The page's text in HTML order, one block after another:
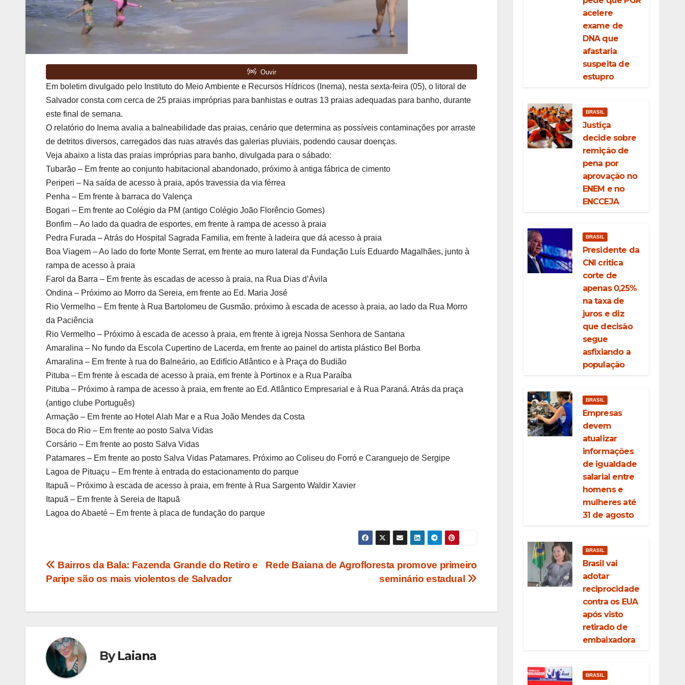
Em boletim divulgado pelo Instituto do Meio Ambiente e Recursos Hídricos (Inema), nesta sexta-feira (05), o litoral de
Salvador consta com cerca de 25 praias impróprias para banhistas e outras 13 praias adequadas para banho, durante
este final de semana.
O relatório do Inema avalia a balneabilidade das praias, cenário que determina as possíveis contaminações por arraste
de detritos diversos, carregados das ruas através das galerias pluviais, podendo causar doenças.
Veja abaixo a lista das praias impróprias para banho, divulgada para o sábado:
Tubarão – Em frente ao conjunto habitacional abandonado, próximo à antiga fábrica de cimento
Periperi – Na saída de acesso à praia, após travessia da via férrea
Penha – Em frente à barraca do Valença
Bogari – Em frente ao Colégio da PM (antigo Colégio João Florêncio Gomes)
Bonfim – Ao lado da quadra de esportes, em frente à rampa de acesso à praia
Pedra Furada – Atrás do Hospital Sagrada Familia, em frente à ladeira que dá acesso à praia
Boa Viagem – Ao lado do forte Monte Serrat, em frente ao muro lateral da Fundação Luís Eduardo Magalhães, junto à
rampa de acesso à praia
Farol da Barra – Em frente às escadas de acesso à praia, na Rua Dias d’Ávila
Ondina – Próximo ao Morro da Sereia, em frente ao Ed. Maria José
Rio Vermelho – Em frente à Rua Bartolomeu de Gusmão. próximo à escada de acesso à praia, ao lado da Rua Morro
da Paciência
Rio Vermelho – Próximo à escada de acesso à praia, em frente à igreja Nossa Senhora de Santana
Amaralina – No fundo da Escola Cupertino de Lacerda, em frente ao painel do artista plástico Bel Borba
Amaralina – Em frente à rua do Balneário, ao Edifício Atlântico e à Praça do Budião
Pituba – Em frente à escada de acesso à praia, em frente à Portinox e a Rua Paraíba
Pituba – Próximo à rampa de acesso à praia, em frente ao Ed. Atlântico Empresarial e à Rua Paraná. Atrás da praça
(antigo clube Português)
Armação – Em frente ao Hotel Alah Mar e a Rua João Mendes da Costa
Boca do Rio – Em frente ao posto Salva Vidas
Corsário – Em frente ao posto Salva Vidas
Patamares – Em frente ao posto Salva Vidas Patamares. Próximo ao Coliseu do Forró e Caranguejo de Sergipe
Lagoa de Pituaçu – Em frente à entrada do estacionamento do parque
Itapuã – Próximo à escada de acesso à praia, em frente à Rua Sargento Waldir Xavier
Itapuã – Em frente à Sereia de Itapuã
Lagoa do Abaeté – Em frente à placa de fundação do parque
Navegação
de
Post
Rede Baiana de Agrofloresta promove primeiro
seminário estadual
Bairros da Bala: Fazenda Grande do Retiro e
Paripe são os mais violentos de Salvador
ByLaiana
acelere
exame de
DNA que
afastaria
suspeita de
estupro
BRASIL
Justiça
decide sobre
remição de
pena por
aprovação no
ENEM e no
ENCCEJA
BRASIL
Presidente da
CNI critica
corte de
apenas 0,25%
na taxa de
juros e diz
que decisão
segue
asfixiando a
população
BRASIL
Empresas
devem
atualizar
informações
de igualdade
salarial entre
homens e
mulheres até
31 de agosto
BRASIL
Brasil vai
adotar
reciprocidade
contra os EUA
após visto
retirado de
embaixadora
BRASIL